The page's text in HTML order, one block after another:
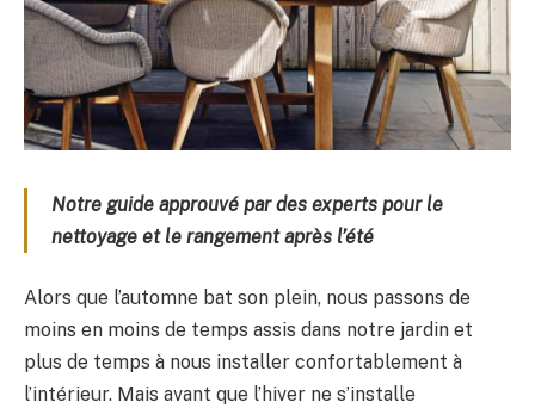
Notre guide approuvé par des experts pour le
nettoyage et le rangement après l’été
Alors que l’automne bat son plein, nous passons de
moins en moins de temps assis dans notre jardin et
plus de temps à nous installer confortablement à
l’intérieur. Mais avant que l’hiver ne s’installe